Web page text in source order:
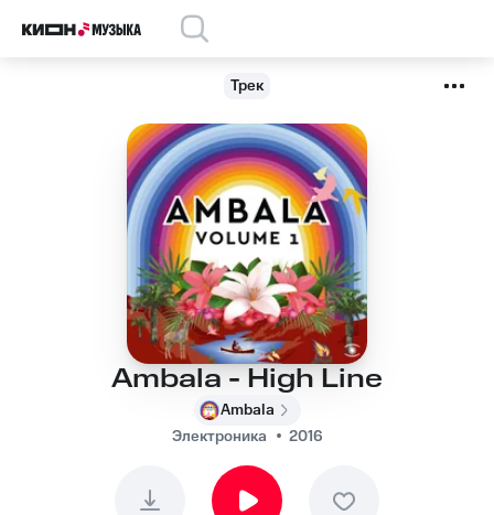
Трек
Ambala - High Line
Ambala
Электроника
2016